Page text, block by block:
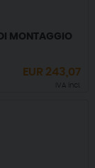
MONTAGGIO
EUR 243,07
IVA incl.